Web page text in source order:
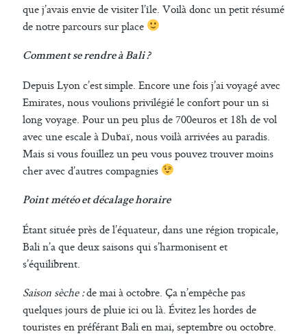
que j’avais envie de visiter l’île. Voilà donc un petit résumé
de notre parcours sur place
Comment se rendre à Bali ?
Depuis Lyon c’est simple. Encore une fois j’ai voyagé avec
Emirates, nous voulions privilégié le confort pour un si
long voyage. Pour un peu plus de 700euros et 18h de vol
avec une escale à Dubaï, nous voilà arrivées au paradis.
Mais si vous fouillez un peu vous pouvez trouver moins
cher avec d’autres compagnies
Point météo et décalage horaire
Étant située près de l’équateur, dans une région tropicale,
Bali n’a que deux saisons qui s’harmonisent et
s’équilibrent.
Saison sèche :de mai à octobre. Ça n’empêche pas
quelques jours de pluie ici ou là. Évitez les hordes de
touristes en préférant Bali en mai, septembre ou octobre.